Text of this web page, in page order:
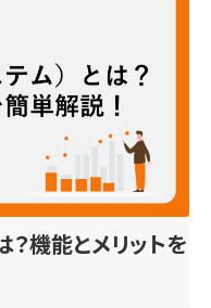
？機能とメリットを